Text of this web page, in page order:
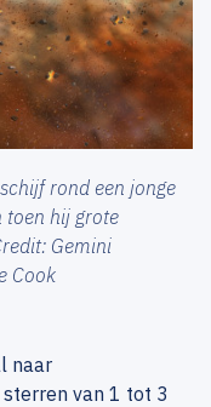
rond een jonge
toen hij grote
Gemini
Cook
naar
van 1 tot 3